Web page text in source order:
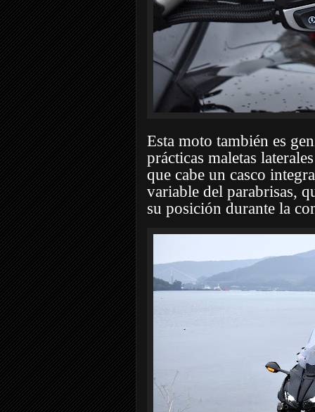
Esta moto también es
prácticas maletas
que cabe un casco
variable del parabrisas,
su posición durante la